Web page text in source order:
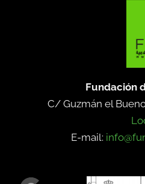
Fundación
C/ Guzmán el
E-mail: